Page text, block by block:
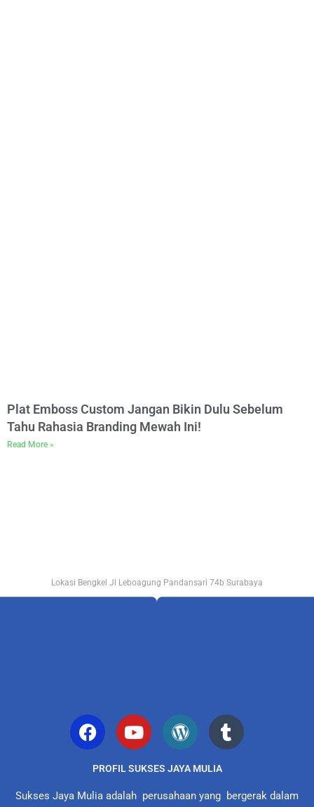
Plat Emboss Custom Jangan Bikin Dulu Sebelum
Tahu Rahasia Branding Mewah Ini!
Read More »
Lokasi Bengkel Jl Leboagung Pandansari 74b Surabaya
PROFIL SUKSES JAYA MULIA
Sukses Jaya Mulia adalah perusahaan yang bergerak dalam